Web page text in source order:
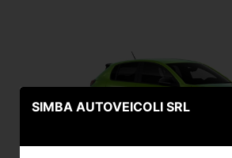
SIMBA AUTOVEICOLI SRL